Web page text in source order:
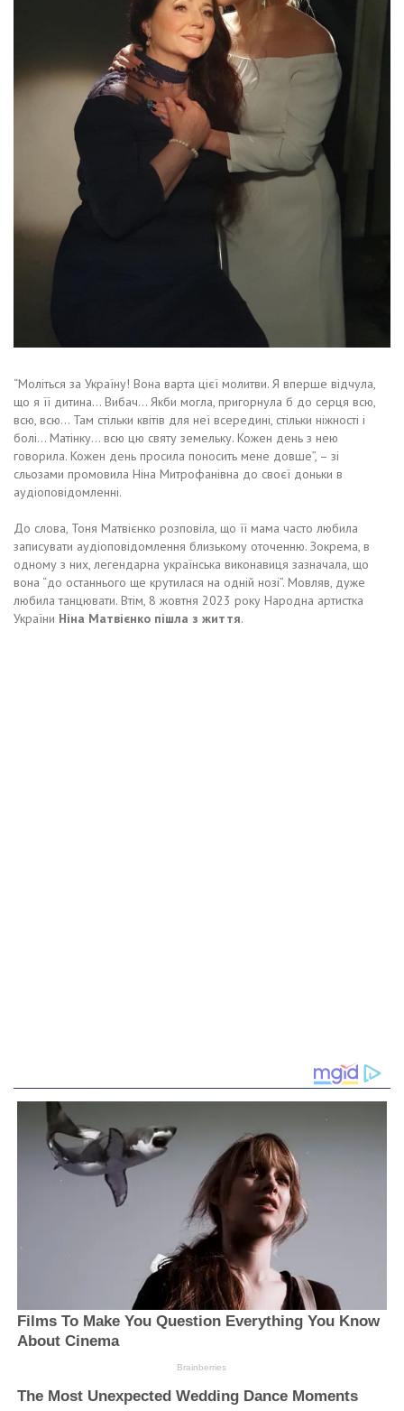
“Моліться за Україну! Вона варта цієї молитви. Я вперше відчула,
що я її дитина… Вибач… Якби могла, пригорнула б до серця всю,
всю, всю… Там стільки квітів для неї всередині, стільки ніжності і
болі… Матінку… всю цю святу земельку. Кожен день з нею
говорила. Кожен день просила поносить мене довше”, – зі
сльозами промовила Ніна Митрофанівна до своєї доньки в
аудіоповідомленні.
До слова, Тоня Матвієнко розповіла, що її мама часто любила
записувати аудіоповідомлення близькому оточенню. Зокрема, в
одному з них, легендарна українська виконавиця зазначала, що
вона “до останнього ще крутилася на одній нозі”. Мовляв, дуже
любила танцювати. Втім, 8 жовтня 2023 року Народна артистка
України Ніна Матвієнко пішла з життя.